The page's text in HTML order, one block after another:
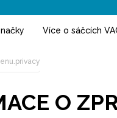
Více o sáčcích
O